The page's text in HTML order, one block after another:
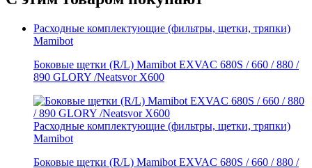
Расходные комплектующие (фильтры, щетки, тряпки)
Mamibot
Боковые щетки (R/L) Mamibot EXVAC 680S / 660 / 880 /
890 GLORY /Neatsvor X600
Расходные комплектующие (фильтры, щетки, тряпки)
Mamibot
Боковые щетки (R/L) Mamibot EXVAC 680S / 660 / 880 /